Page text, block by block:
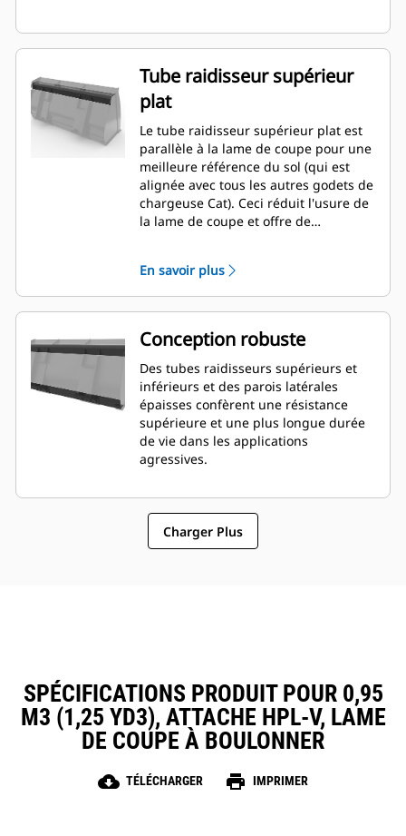
Tube raidisseur supérieur
plat
Le tube raidisseur supérieur plat est
parallèle à la lame de coupe pour une
meilleure référence du sol (qui est
alignée avec tous les autres godets de
chargeuse Cat). Ceci réduit l'usure de
la lame de coupe et offre de
lame peuvent être plus faciles à
évaluer depuis la cabine.
En savoir plus
Conception robuste
Des tubes raidisseurs supérieurs et
inférieurs et des parois latérales
épaisses confèrent une résistance
supérieure et une plus longue durée
de vie dans les applications
agressives.
Charger Plus
SPÉCIFICATIONS PRODUIT POUR 0,95
M3 (1,25 YD3), ATTACHE HPL-V, LAME
DE COUPE À BOULONNER
cloud_download TÉLÉCHARGER print IMPRIMER